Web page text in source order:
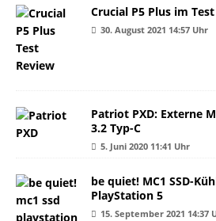
Crucial P5 Plus im Test
30. August 2021 14:57 Uhr
Patriot PXD: Externe
3.2 Typ-C
5. Juni 2020 11:41 Uhr
be quiet! MC1 SSD-
PlayStation 5
15. September 2021 14:37